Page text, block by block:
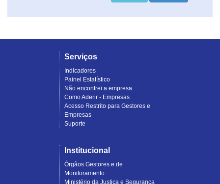
Serviços
Indicadores
Painel Estatístico
Não encontrei a empresa
Como Aderir - Empresas
Acesso Restrito para Gestores e
Empresas
Suporte
Institucional
Órgãos Gestores e de
Monitoramento
Ministério da Justiça e Segurança